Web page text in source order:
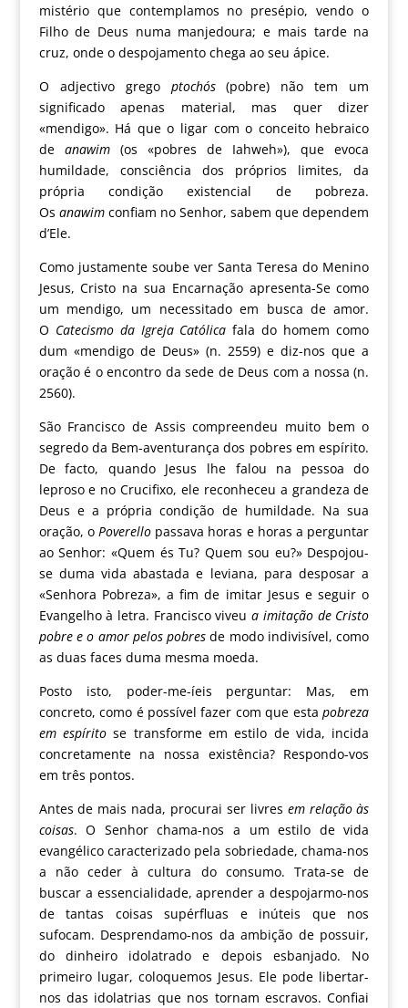
mistério que contemplamos no presépio, vendo o
Filho de Deus numa manjedoura; e mais tarde na
cruz, onde o despojamento chega ao seu ápice.
O adjectivo grego ptochós(pobre) não tem um
significado apenas material, mas quer dizer
«mendigo». Há que o ligar com o conceito hebraico
de anawim(os «pobres de Iahweh»), que evoca
humildade, consciência dos próprios limites, da
própria condição existencial de pobreza.
Os anawimconfiam no Senhor, sabem que dependem
d’Ele.
Como justamente soube ver Santa Teresa do Menino
Jesus, Cristo na sua Encarnação apresenta-Se como
um mendigo, um necessitado em busca de amor.
O Catecismo da Igreja Católicafala do homem como
dum «mendigo de Deus» (n. 2559) e diz-nos que a
oração é o encontro da sede de Deus com a nossa (n.
2560).
São Francisco de Assis compreendeu muito bem o
segredo da Bem-aventurança dos pobres em espírito.
De facto, quando Jesus lhe falou na pessoa do
leproso e no Crucifixo, ele reconheceu a grandeza de
Deus e a própria condição de humildade. Na sua
oração, o Poverello passava horas e horas a perguntar
ao Senhor: «Quem és Tu? Quem sou eu?» Despojou-
se duma vida abastada e leviana, para desposar a
«Senhora Pobreza», a fim de imitar Jesus e seguir o
Evangelho à letra. Francisco viveu a imitação de Cristo
pobre e o amor pelos pobres de modo indivisível, como
as duas faces duma mesma moeda.
Posto isto, poder-me-íeis perguntar: Mas, em
concreto, como é possível fazer com que estapobreza
em espíritose transforme em estilo de vida, incida
concretamente na nossa existência? Respondo-vos
em três pontos.
Antes de mais nada, procurai ser livres em relação às
coisas. O Senhor chama-nos a um estilo de vida
evangélico caracterizado pela sobriedade, chama-nos
a não ceder à cultura do consumo. Trata-se de
buscar a essencialidade, aprender a despojarmo-nos
de tantas coisas supérfluas e inúteis que nos
sufocam. Desprendamo-nos da ambição de possuir,
do dinheiro idolatrado e depois esbanjado. No
primeiro lugar, coloquemos Jesus. Ele pode libertar-
nos das idolatrias que nos tornam escravos. Confiai